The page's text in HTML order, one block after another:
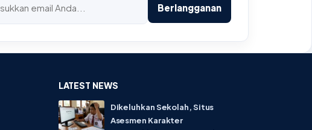
Berlangganan
LATEST NEWS
Dikeluhkan Sekolah, Situs
Asesmen Karakter